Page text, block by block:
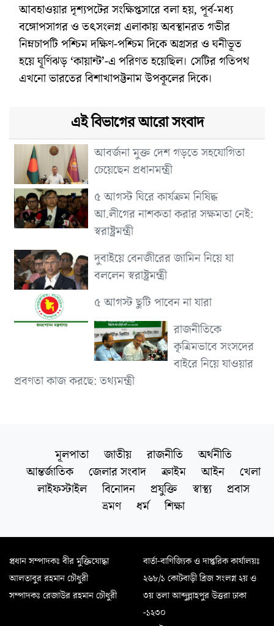
আবহাওয়ার দৃশ্যপটের সংক্ষিপ্তসারে বলা হয়, পূর্ব-মধ্য
বঙ্গোপসাগর ও তৎসংলগ্ন এলাকায় অবস্থানরত গভীর
নিম্নচাপটি পশ্চিম দক্ষিণ-পশ্চিম দিকে অগ্রসর ও ঘনীভূত
হয়ে ঘূর্ণিঝড় ‘কায়ান্ট’-এ পরিণত হয়েছিল। সেটির গতিপথ
এখনো ভারতের বিশাখাপট্টনাম উপকূলের দিকে।
এই বিভাগের আরো সংবাদ
আবর্জনা মুক্ত দেশ গড়তে সহযোগিতা
চেয়েছেন প্রধানমন্ত্রী
৫ আগস্ট ঘিরে কার্যক্রম নিষিদ্ধ
আ.লীগের নাশকতা করার সক্ষমতা নেই:
স্বরাষ্ট্রমন্ত্রী
দুবাইয়ে বেনজীরের জামিন নিয়ে যা
বললেন স্বরাষ্ট্রমন্ত্রী
৫ আগস্ট ছুটি পাবেন না যারা
রাজনীতিকে
কৃত্রিমভাবে সংসদের
বাইরে নিয়ে যাওয়ার
প্রবণতা কাজ করছে: তথ্যমন্ত্রী
মূলপাতা জাতীয় রাজনীতি
অর্থনীতি
আন্তর্জাতিক
জেলার সংবাদ ক্রাইম আইন
খেলা
লাইফস্টাইল
বিনোদন প্রযুক্তি স্বাস্থ্য
প্রবাস
ভ্রমণ
ধর্ম শিক্ষা
প্রধান সম্পাদকঃ বীর মুক্তিযোদ্ধা
আলতাবুর রহমান চৌধুরী
সম্পাদকঃ রেজাউর রহমান চৌধুরী
বার্তা-বাণিজ্যিক ও দাপ্তরিক কার্যালয়ঃ
২৬৮/১ কোটবাড়ী ব্রিজ সংলগ্ন ২য় ও
৩য় তলা আব্দুল্লাহপুর উত্তরা ঢাকা
-১২৩০